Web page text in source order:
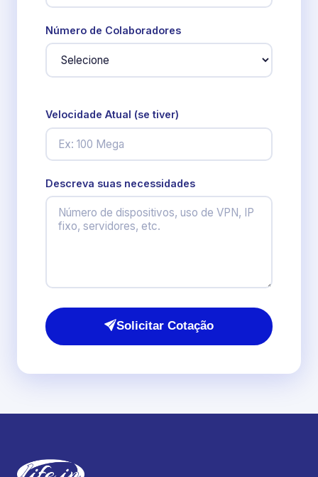
Número de Colaboradores
Velocidade Atual (se tiver)
Descreva suas necessidades
Solicitar Cotação